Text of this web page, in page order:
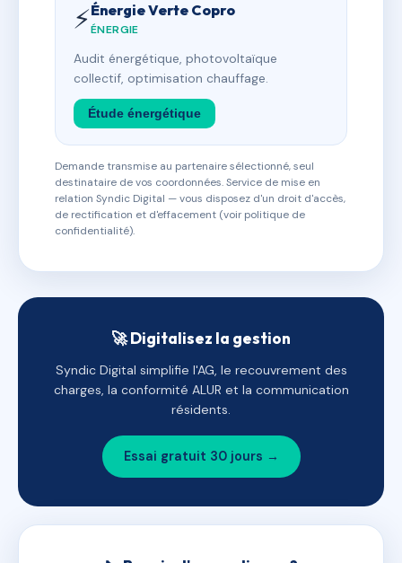
⚡Énergie Verte Copro
ÉNERGIE
Audit énergétique, photovoltaïque
collectif, optimisation chauffage.
Étude énergétique
Demande transmise au partenaire sélectionné, seul
destinataire de vos coordonnées. Service de mise en
relation Syndic Digital — vous disposez d'un droit d'accès,
de rectification et d'effacement (voir politique de
confidentialité).
🚀 Digitalisez la gestion
Syndic Digital simplifie l'AG, le recouvrement des
charges, la conformité ALUR et la communication
résidents.
Essai gratuit 30 jours →